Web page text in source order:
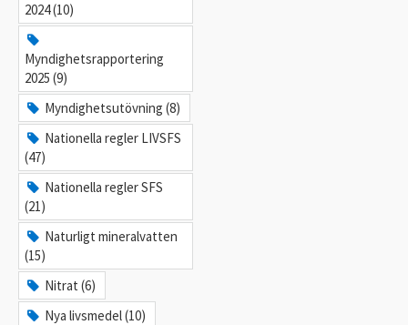
2024 (10)
Myndighetsrapportering
2025 (9)
Myndighetsutövning (8)
Nationella regler LIVSFS
(47)
Nationella regler SFS
(21)
Naturligt mineralvatten
(15)
Nitrat (6)
Nya livsmedel (10)